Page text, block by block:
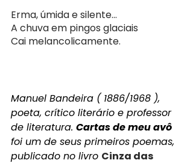
Erma, úmida e silente…
A chuva em pingos glaciais
Cai melancolicamente.
Manuel Bandeira ( 1886/1968 ),
poeta, crítico literário e professor
de literatura. Cartas de meu avô
foi um de seus primeiros poemas,
publicado no livro Cinza das